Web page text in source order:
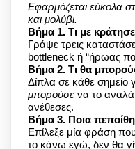
Εφαρμόζεται εύκολα
και μολύβι.
Βήμα 1. Τι με
Γράψε τρεις
bottleneck ή “ήρωας
Βήμα 2. Τι θα
Δίπλα σε κάθε σημείο
μπορούσε να το
ανέθεσες.
Βήμα 3. Ποια
Επίλεξε μία φράση
το κάνω εγώ, δεν θα